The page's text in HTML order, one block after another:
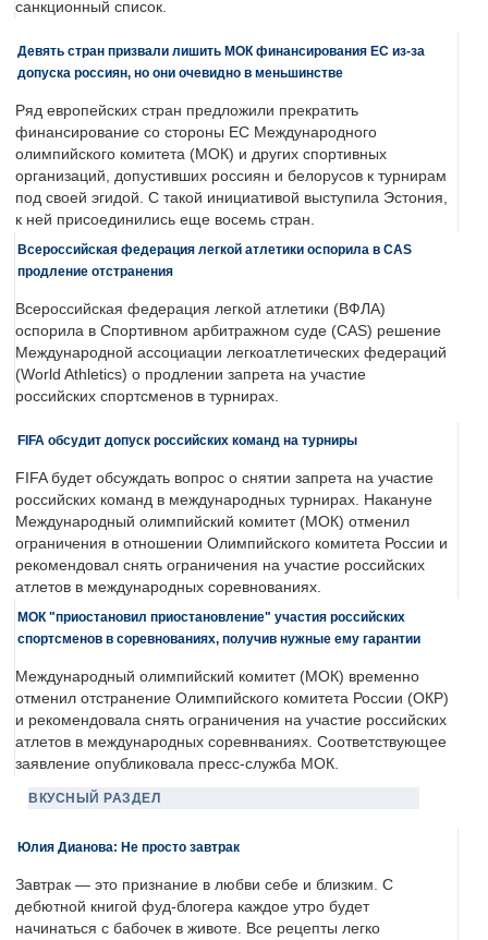
санкционный список.
Девять стран призвали лишить МОК финансирования ЕС из-за
допуска россиян, но они очевидно в меньшинстве
Ряд европейских стран предложили прекратить
финансирование со стороны ЕС Международного
олимпийского комитета (МОК) и других спортивных
организаций, допустивших россиян и белорусов к турнирам
под своей эгидой. С такой инициативой выступила Эстония,
к ней присоединились еще восемь стран.
Всероссийская федерация легкой атлетики оспорила в CAS
продление отстранения
Всероссийская федерация легкой атлетики (ВФЛА)
оспорила в Спортивном арбитражном суде (CAS) решение
Международной ассоциации легкоатлетических федераций
(World Athletics) о продлении запрета на участие
российских спортсменов в турнирах.
FIFA обсудит допуск российских команд на турниры
FIFA будет обсуждать вопрос о снятии запрета на участие
российских команд в международных турнирах. Накануне
Международный олимпийский комитет (МОК) отменил
ограничения в отношении Олимпийского комитета России и
рекомендовал снять ограничения на участие российских
атлетов в международных соревнованиях.
МОК "приостановил приостановление" участия российских
спортсменов в соревнованиях, получив нужные ему гарантии
Международный олимпийский комитет (МОК) временно
отменил отстранение Олимпийского комитета России (ОКР)
и рекомендовала снять ограничения на участие российских
атлетов в международных соревнваниях. Соответствующее
заявление опубликовала пресс-служба МОК.
ВКУСНЫЙ РАЗДЕЛ
Юлия Дианова: Не просто завтрак
Завтрак — это признание в любви себе и близким. С
дебютной книгой фуд-блогера каждое утро будет
начинаться с бабочек в животе. Все рецепты легко